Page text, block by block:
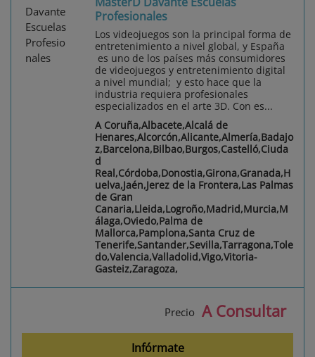
Profesionales
Los videojuegos son la principal forma de
entretenimiento a nivel global, y España
es uno de los países más consumidores
de videojuegos y entretenimiento digital
a nivel mundial; y esto hace que la
industria requiera profesionales
especializados en el arte 3D. Con es...
A Coruña,Albacete,Alcalá de
Henares,Alcorcón,Alicante,Almería,Badajo
z,Barcelona,Bilbao,Burgos,Castelló,Ciuda
d
Real,Córdoba,Donostia,Girona,Granada,H
uelva,Jaén,Jerez de la Frontera,Las Palmas
de Gran
Canaria,Lleida,Logroño,Madrid,Murcia,M
álaga,Oviedo,Palma de
Mallorca,Pamplona,Santa Cruz de
Tenerife,Santander,Sevilla,Tarragona,Tole
do,Valencia,Valladolid,Vigo,Vitoria-
Gasteiz,Zaragoza,
Precio A Consultar
Infórmate